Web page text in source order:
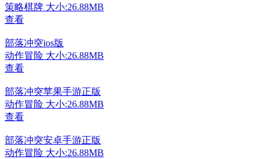
策略棋牌 大小:26.88MB
查看
部落冲突ios版
动作冒险 大小:26.88MB
查看
部落冲突苹果手游正版
动作冒险 大小:26.88MB
查看
部落冲突安卓手游正版
动作冒险 大小:26.88MB